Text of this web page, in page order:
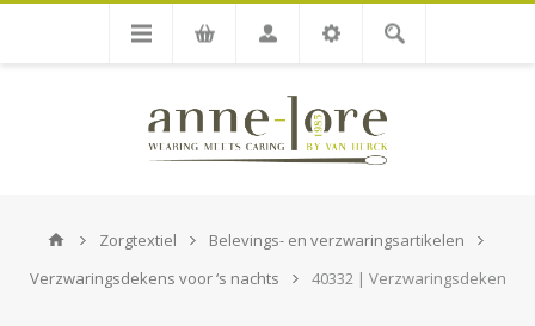
Zorgtextiel
Belevings- en verzwaringsartikelen
Verzwaringsdekens voor ‘s nachts
40332 | Verzwaringsdeken